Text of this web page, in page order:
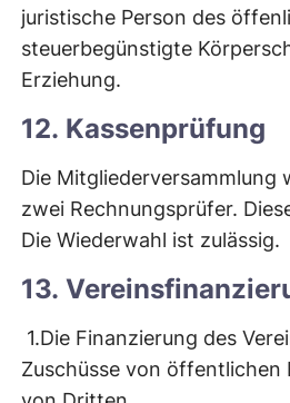
juristische Person des
steuerbegünstigte
Erziehung.
12. Kassenprüfung
Die Mitgliederversammlung
zwei Rechnungsprüfer.
Die Wiederwahl ist zulässig.
13.
1.Die Finanzierung des
Zuschüsse von öffentlichen